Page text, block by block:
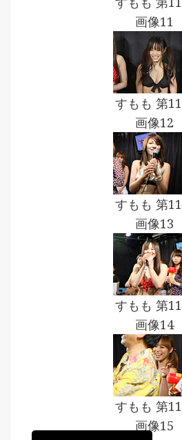
画像11
すもも 第
画像12
すもも 第
画像13
すもも 第
画像14
すもも 第
画像15